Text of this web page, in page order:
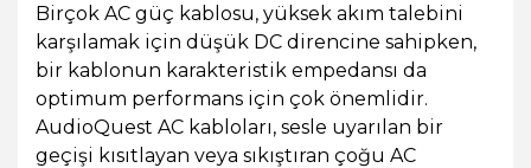
Birçok AC güç kablosu, yüksek akım talebini
karşılamak için düşük DC direncine sahipken,
bir kablonun karakteristik empedansı da
optimum performans için çok önemlidir.
AudioQuest AC kabloları, sesle uyarılan bir
geçişi kısıtlayan veya sıkıştıran çoğu AC